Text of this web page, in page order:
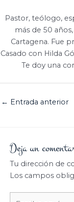
Pastor, teólogo,
más de 50
Cartagena. Fue
Casado con Hilda
Te doy una
← Entrada anterior
Deja un
Tu dirección de
Los campos